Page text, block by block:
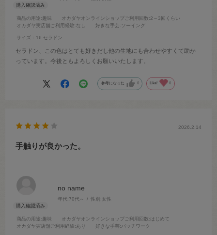
商品の用途:趣味 オカダヤオンラインショップご利用回数:2～3回くらい
オカダヤ実店舗ご利用経験:なし 好きな手芸:ソーイング
サイズ：16.セラドン
セラドン、この色はとても好きだし他の生地にも合わせやすくて助か
っています。今後ともよろしくお願いいたします。
参考になった 0 Like! 0
no name
年代:70代～ 性別:女性
商品の用途:趣味 オカダヤオンラインショップご利用回数:はじめて
オカダヤ実店舗ご利用経験:あり 好きな手芸:パッチワーク
2026.2.14
手触りが良かった。